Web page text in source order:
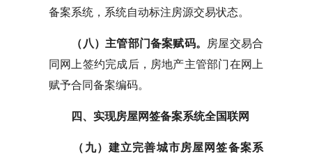
备案系统，系统自动标注房源交易状态。
（八）主管部门备案赋码。
房屋交易合
同网上签约完成后，房地产主管部门在网上
赋予合同备案编码。
四、实现房屋网签备案系统全国联网
（九）建立完善城市房屋网签备案系